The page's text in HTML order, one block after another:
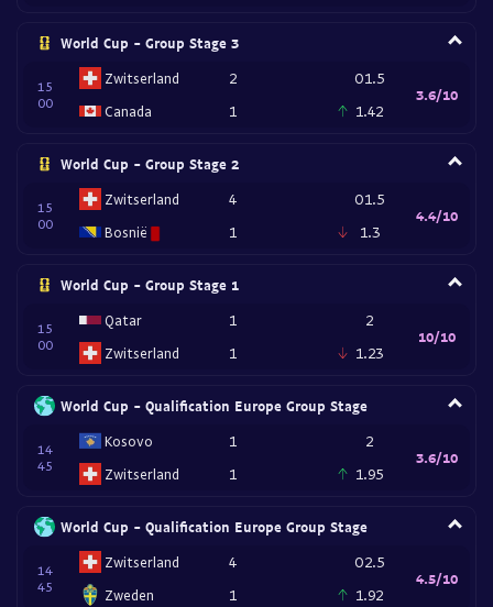
World Cup - Group Stage 3
15
00
Zwitserland
Canada
2
1
O1.5
1.42
3.6/10
World Cup - Group Stage 2
15
00
Zwitserland
Bosnië
4
1
O1.5
1.3
4.4/10
World Cup - Group Stage 1
15
00
Qatar
Zwitserland
1
1
2
1.23
10/10
World Cup - Qualification Europe Group Stage
14
45
Kosovo
Zwitserland
1
1
2
1.95
3.6/10
World Cup - Qualification Europe Group Stage
14
45
Zwitserland
Zweden
4
1
O2.5
1.92
4.5/10